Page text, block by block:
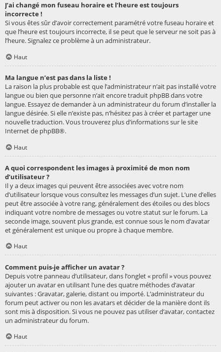
J’ai changé mon fuseau horaire et l’heure est toujours
incorrecte !
Si vous êtes sûr d’avoir correctement paramétré votre fuseau horaire et
que l’heure est toujours incorrecte, il se peut que le serveur ne soit pas à
l’heure. Signalez ce problème à un administrateur.
Haut
Ma langue n’est pas dans la liste !
La raison la plus probable est que l’administrateur n’ait pas installé votre
langue ou bien que personne n’ait encore traduit phpBB dans votre
langue. Essayez de demander à un administrateur du forum d’installer la
langue désirée. Si elle n’existe pas, n’hésitez pas à créer et partager une
nouvelle traduction. Vous trouverez plus d’informations sur le site
Internet de phpBB®.
Haut
A quoi correspondent les images à proximité de mon nom
d’utilisateur ?
Il y a deux images qui peuvent être associées avec votre nom
d’utilisateur lorsque vous consultez les messages d’un sujet. L’une d’elles
peut être associée à votre rang, généralement des étoiles ou des blocs
indiquant votre nombre de messages ou votre statut sur le forum. La
seconde image, souvent plus grande, est connue sous le nom d’avatar
et généralement est unique ou propre à chaque membre.
Haut
Comment puis-je afficher un avatar ?
Depuis votre panneau d’utilisateur, dans l’onglet « profil » vous pouvez
ajouter un avatar en utilisant l’une des quatre méthodes d’avatar
suivantes : Gravatar, galerie, distant ou importé. L’administrateur du
forum peut activer ou non les avatars et décider de la manière dont ils
sont mis à disposition. Si vous ne pouvez pas utiliser d’avatar, contactez
un administrateur du forum.
Haut